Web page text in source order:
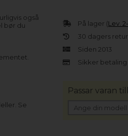
også
bør du
Se
På lager (Lev.
30 dagers
Siden 2013
Sikker betaling
Passar varan